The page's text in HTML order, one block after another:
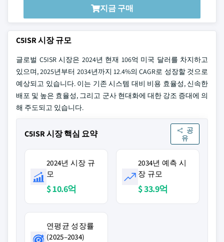
지금 구매
C5ISR 시장 규모
글로벌 C5ISR 시장은 2024년 현재 106억 미국 달러를 차지하고
있으며, 2025년부터 2034년까지 12.4%의 CAGR로 성장할 것으로
예상되고 있습니다. 이는 기존 시스템 대비 비용 효율성, 신속한
배포 및 높은 효율성, 그리고 군사 현대화에 대한 강조 증대에 의
해 주도되고 있습니다.
C5ISR 시장 핵심 요약
공
유
2024년 시장 규
모
$ 10.6억
2034년 예측 시
장 규모
$ 33.9억
연평균 성장률
(2025–2034)